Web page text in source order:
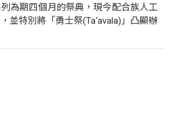
為期四個月的祭典，現今配合族人工
並特別將「勇士祭(Ta‘avala)」凸顯辦